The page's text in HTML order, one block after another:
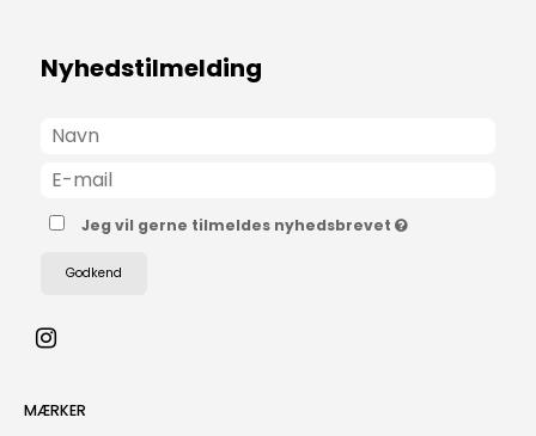
Nyhedstilmelding
Jeg vil gerne tilmeldes nyhedsbrevet
Godkend
MÆRKER